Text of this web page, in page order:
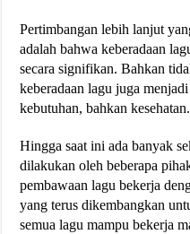
Pertimbangan lebih lanjut
adalah bahwa keberadaan
secara signifikan. Bahkan
keberadaan lagu juga
kebutuhan, bahkan kesehatan.
Hingga saat ini ada banyak
dilakukan oleh beberapa
pembawaan lagu bekerja
yang terus dikembangkan
semua lagu mampu bekerja